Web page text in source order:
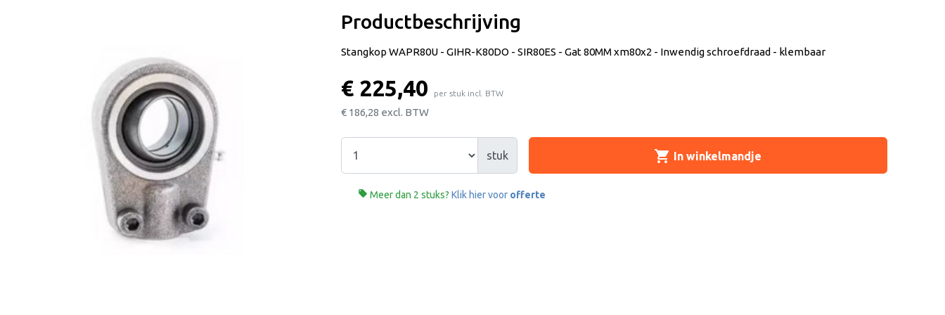
Productbeschrijving
Stangkop WAPR80U - GIHR-K80DO - SIR80ES - Gat 80MM xm80x2 - Inwendig schroefdraad - klembaar
€ 225,40 per stuk incl. BTW
€ 186,28 excl. BTW
stuk shopping_cart In winkelmandje
 Meer dan 2 stuks?Klik hier voor offerte